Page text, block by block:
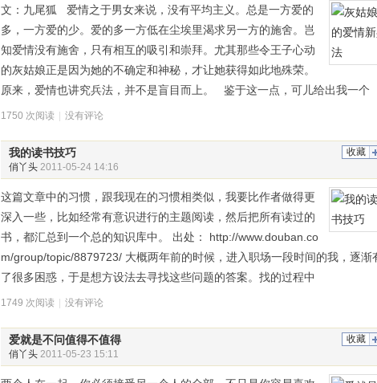
文：九尾狐 爱情之于男女来说，没有平均主义。总是一方爱的
多，一方爱的少。爱的多一方低在尘埃里渴求另一方的施舍。岂
知爱情没有施舍，只有相互的吸引和崇拜。尤其那些令王子心动
的灰姑娘正是因为她的不确定和神秘，才让她获得如此地殊荣。
原来，爱情也讲究兵法，并不是盲目而上。 鉴于这一点，可儿给出我一个
1750 次阅读 没有评论
收藏
我的读书技巧
俏丫头 2011-05-24 14:16
这篇文章中的习惯，跟我现在的习惯相类似，我要比作者做得更
深入一些，比如经常有意识进行的主题阅读，然后把所有读过的
书，都汇总到一个总的知识库中。 出处： http://www.douban.co
m/group/topic/8879723/ 大概两年前的时候，进入职场一段时间的我，逐渐
了很多困惑，于是想方设法去寻找这些问题的答案。找的过程中
1749 次阅读 没有评论
收藏
爱就是不问值得不值得
俏丫头 2011-05-23 15:11